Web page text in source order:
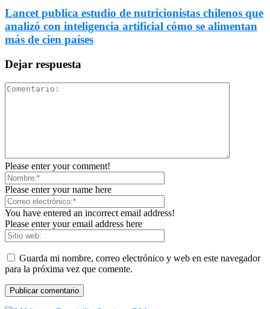
Lancet publica estudio de nutricionistas chilenos que
analizó con inteligencia artificial cómo se alimentan
más de cien países
Dejar respuesta
Please enter your comment!
Please enter your name here
You have entered an incorrect email address!
Please enter your email address here
Guarda mi nombre, correo electrónico y web en este navegador
para la próxima vez que comente.